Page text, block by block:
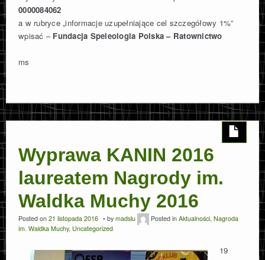
0000084062
a w rubryce „informacje uzupełniające cel szczegółowy 1%”
wpisać – Fundacja Speleologia Polska – Ratownictwo
ms
Wyprawa KANIN 2016
laureatem Nagrody im.
Waldka Muchy 2016
Posted on 21 listopada 2016 by madslu Posted in Aktualności Nagroda
im. Waldka Muchy, Uncategorized
19